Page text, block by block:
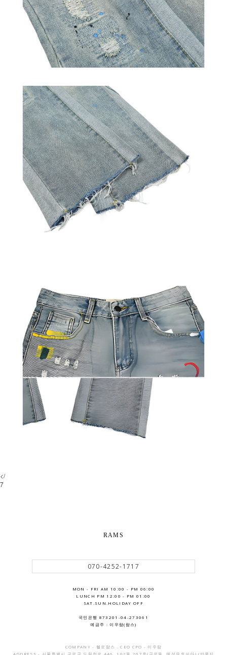
</
7
RAMS
070-4252-1717
MON - FRI AM 10:00 - PM 06:00
LUNCH PM 12:00 - PM 01:00
SAT.SUN.HOLIDAY OFF
국민은행 873201-04-273061
예금주 : 이우람(람스)
COMPANY - 헬로람스 . CEO CPO - 이우람
ADDRESS - 서울특별시 구로구 도림천로 446, 102동 207호(구로동, 예성유토피아) (반품지